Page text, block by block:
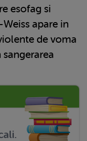
esofag si
apare in
de voma